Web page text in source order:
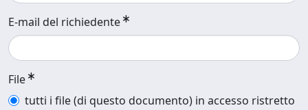
E-mail del richiedente
File
tutti i file (di questo documento) in accesso ristretto